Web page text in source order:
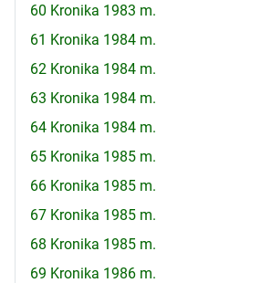
60 Kronika 1983 m.
61 Kronika 1984 m.
62 Kronika 1984 m.
63 Kronika 1984 m.
64 Kronika 1984 m.
65 Kronika 1985 m.
66 Kronika 1985 m.
67 Kronika 1985 m.
68 Kronika 1985 m.
69 Kronika 1986 m.